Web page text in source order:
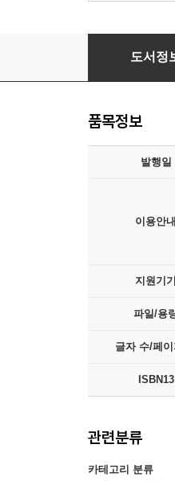
고요할수록 밝
도서정
품목정보
발행일
이용안내
지원기기
파일/용
글자 수/페
ISBN13
관련분류
카테고리 분류